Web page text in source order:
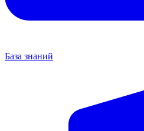
База знаний